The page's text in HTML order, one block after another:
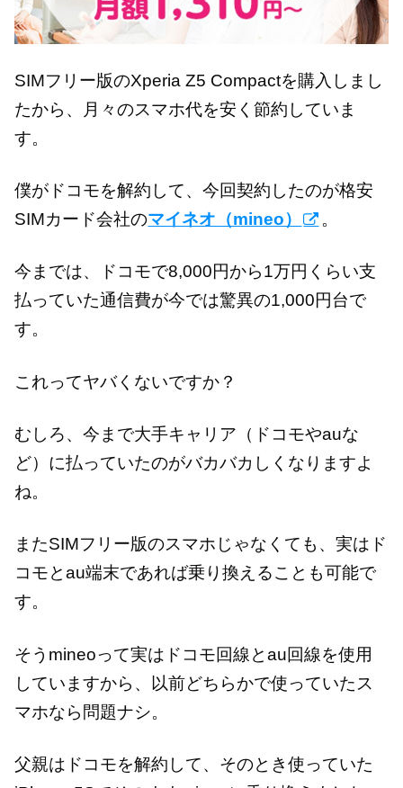
SIMフリー版のXperia Z5 Compactを購入しまし
たから、月々のスマホ代を安く節約していま
す。
僕がドコモを解約して、今回契約したのが格安
SIMカード会社のマイネオ（mineo） 。
今までは、ドコモで8,000円から1万円くらい支
払っていた通信費が今では驚異の1,000円台で
す。
これってヤバくないですか？
むしろ、今まで大手キャリア（ドコモやauな
ど）に払っていたのがバカバカしくなりますよ
ね。
またSIMフリー版のスマホじゃなくても、実はド
コモとau端末であれば乗り換えることも可能で
す。
そうmineoって実はドコモ回線とau回線を使用
していますから、以前どちらかで使っていたス
マホなら問題ナシ。
父親はドコモを解約して、そのとき使っていた